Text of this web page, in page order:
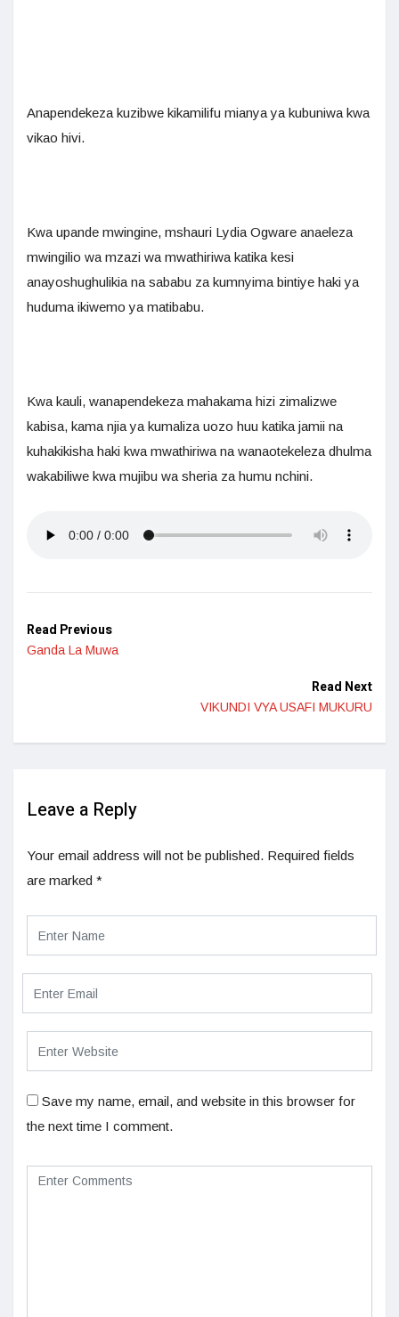
Anapendekeza kuzibwe kikamilifu mianya ya kubuniwa kwa
vikao hivi.
Kwa upande mwingine, mshauri Lydia Ogware anaeleza
mwingilio wa mzazi wa mwathiriwa katika kesi
anayoshughulikia na sababu za kumnyima bintiye haki ya
huduma ikiwemo ya matibabu.
Kwa kauli, wanapendekeza mahakama hizi zimalizwe
kabisa, kama njia ya kumaliza uozo huu katika jamii na
kuhakikisha haki kwa mwathiriwa na wanaotekeleza dhulma
wakabiliwe kwa mujibu wa sheria za humu nchini.
Read Previous
Ganda La Muwa
Read Next
VIKUNDI VYA USAFI MUKURU
Leave a Reply
Your email address will not be published. Required fields
are marked *
Save my name, email, and website in this browser for
the next time I comment.